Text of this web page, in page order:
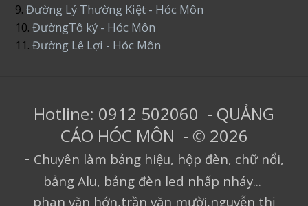
9.Đường Lý Thường Kiệt - Hóc Môn
10.ĐườngTô ký - Hóc Môn
11.Đường Lê Lợi - Hóc Môn
Hotline: 0912 502060 - QUẢNG
CÁO HÓC MÔN - © 2026
- Chuyên làm bảng hiệu, hộp đèn, chữ nổi,
bảng Alu, bảng đèn led nhấp nháy...
phan văn hớn,trần văn mười,nguyễn thị